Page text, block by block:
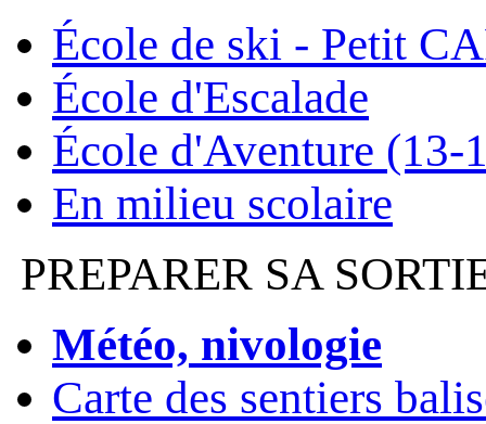
École de ski - Petit
École d'Escalade
École d'Aventure (13-
En milieu scolaire
PREPARER SA
Météo, nivologie
Carte des sentiers